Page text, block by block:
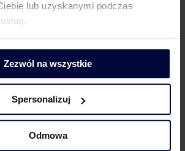
lub uzyskanymi podczas
Zezwól na wszystkie
Spersonalizuj
Odmowa